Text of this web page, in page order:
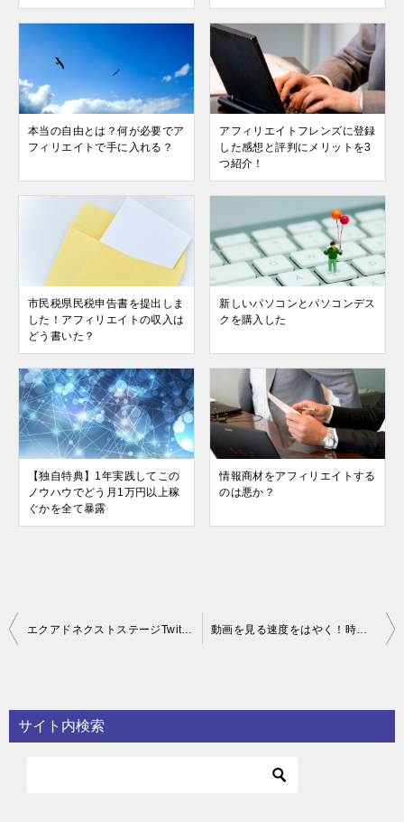
本当の自由とは？何が必要でア
フィリエイトで手に入れる？
アフィリエイトフレンズに登録
した感想と評判にメリットを3
つ紹介！
市民税県民税申告書を提出しま
した！アフィリエイトの収入は
どう書いた？
新しいパソコンとパソコンデス
クを購入した
【独自特典】1年実践してこの
ノウハウでどう月1万円以上稼
ぐかを全て暴露
情報商材をアフィリエイトする
のは悪か？
投
ビ
ゲ
エクアドネクストステージTwittrアフィリスクール1期購入者限定独自特典
サイト内検索